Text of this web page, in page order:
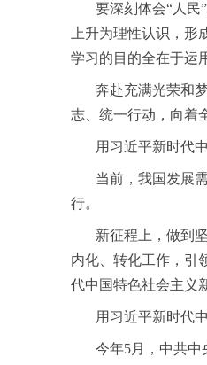
要深刻体会“人民”
上升为理性认识，
学习的目的全在于运
奔赴充满光荣和梦
志、统一行动，向着
用习近平新时代中
当前，我国发展需
行。
新征程上，做到坚
内化、转化工作，引
代中国特色社会主义
用习近平新时代中
今年5月，中共中央